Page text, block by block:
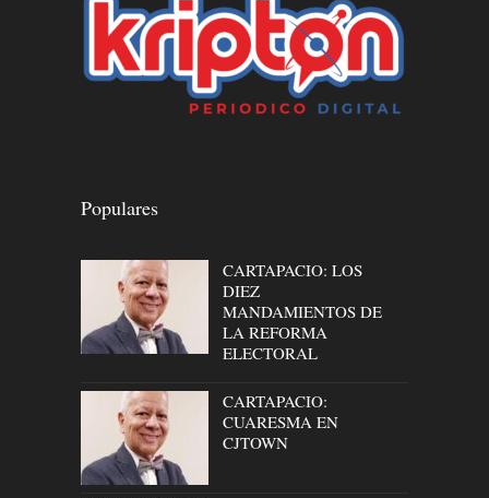
Populares
CARTAPACIO: LOS
DIEZ
MANDAMIENTOS DE
LA REFORMA
ELECTORAL
CARTAPACIO:
CUARESMA EN
CJTOWN